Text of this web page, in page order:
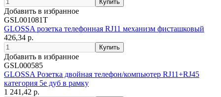
Добавить в избранное
GSL001081T
GLOSSA розетка телефонная RJ11 механизм фисташковый
426,34 р.
Добавить в избранное
GSL000585
GLOSSA Розетка двойная телефон/компьютер RJ11+RJ45
категория 5е дуб в рамку
1 241,42 р.